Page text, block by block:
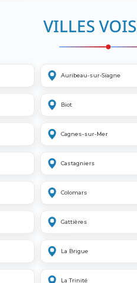
VILLES
Auribeau-sur-Siagne
Biot
Cagnes-sur-Mer
Castagniers
Colomars
Gattières
La Brigue
La Trinité